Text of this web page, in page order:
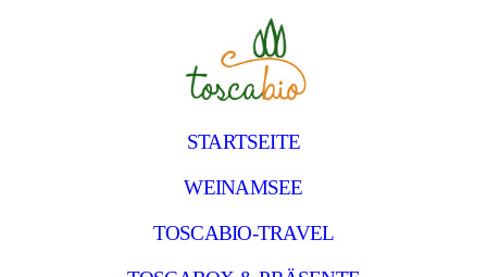
STARTSEITE
WEINAMSEE
TOSCABIO-TRAVEL